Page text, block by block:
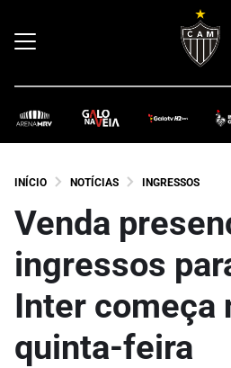
INÍCIO NOTÍCIAS INGRESSOS
Venda
ingressos
Inter começa
quinta-feira